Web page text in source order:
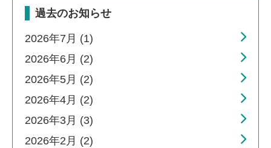
過去のお知らせ
2026年7月 (1)
2026年6月 (2)
2026年5月 (2)
2026年4月 (2)
2026年3月 (3)
2026年2月 (2)